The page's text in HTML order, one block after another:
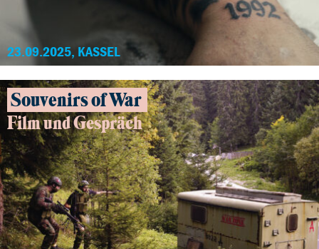
23.09.2025, KASSEL
Souvenirs of War
Film und Gespräch